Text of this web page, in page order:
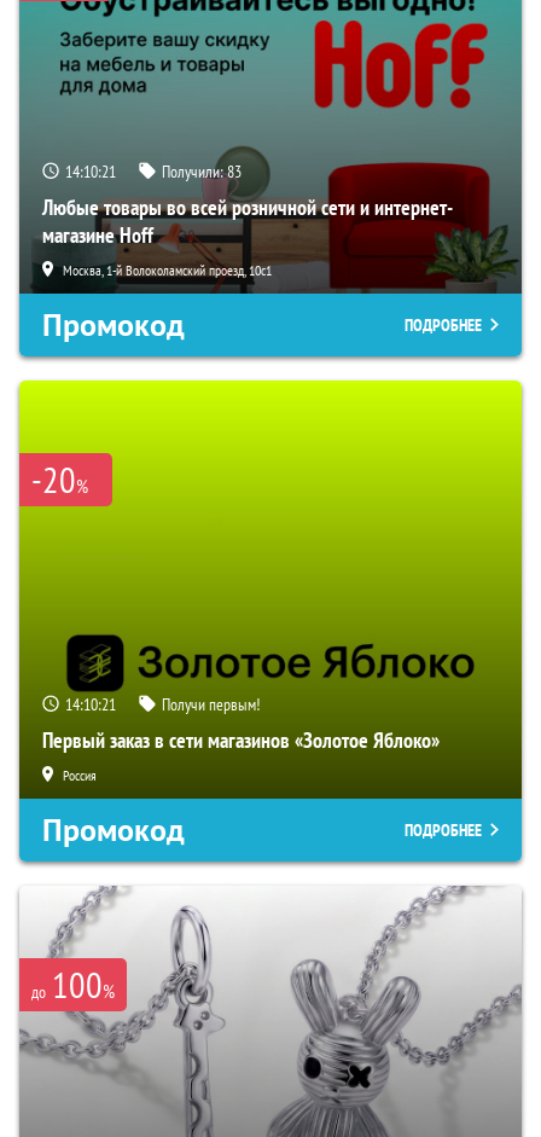
14:10:20 Получили:83
Любые товары во всей розничной сети и интернет-
магазине Hoff
Москва, 1-й Волоколамский проезд, 10с1
Промокод ПОДРОБНЕЕ
-20%
14:10:20 Получи первым!
Первый заказ в сети магазинов «Золотое Яблоко»
Россия
Промокод ПОДРОБНЕЕ
до 100%